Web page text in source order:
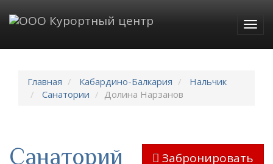
Главная Кабардино-Балкария
Нальчик
Санатории
Долина Нарзанов
Забронировать
Санаторий